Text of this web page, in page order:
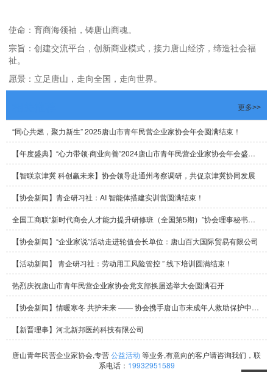
使命：育商海领袖，铸唐山商魂。
宗旨：创建交流平台，创新商业模式，接力唐山经济，缔造社会福
祉。
愿景：立足唐山，走向全国，走向世界。
更多>>
“同心共燃，聚力新生” 2025唐山市青年民营企业家协会年会圆满结束！
【年度盛典】“心力带领·商业向善”2024唐山市青年民营企业家协会年会盛大召开
【智联京津冀 科创赢未来】协会领导赴通州考察调研，共促京津冀协同发展
【协会新闻】青企研习社：AI 智能体搭建实训营圆满结束！
全国工商联“新时代商会人才能力提升研修班（全国第5期）”协会理事秘书长张林静参加学习
【协会新闻】“企业家说”活动走进轮值会长单位：唐山百大国际贸易有限公司
【活动新闻】 青企研习社：劳动用工风险管控 ” 线下培训圆满结束！
热烈庆祝唐山市青年民营企业家协会党支部换届选举大会圆满召开
【协会新闻】情暖寒冬 共护未来 —— 协会携手唐山市未成年人救助保护中心举办困境儿童新年联欢活动圆满结束
【新晋理事】河北新邦医药科技有限公司
唐山青年民营企业家协会,专营公益活动 等业务,有意向的客户请咨询我们，联
系电话： 19932951589